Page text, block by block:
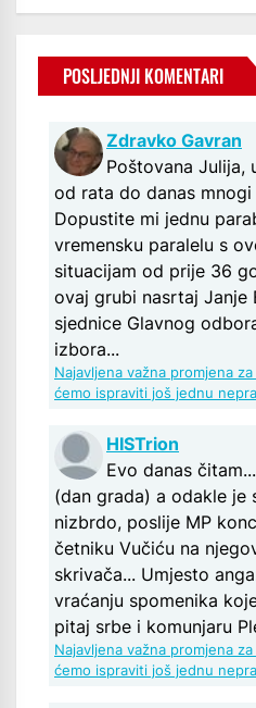
POSLJEDNJI KOMENTARI
Zdravko Gavran
Poštovana Julija,
od rata do danas
Dopustite mi jednu
vremensku paralelu s
situacijam od prije 36
ovaj grubi nasrtaj Janje
sjednice Glavnog
izbora...
Najavljena važna promjena
ćemo ispraviti još jednu
HISTrion
Evo danas
(dan grada) a odakle je
nizbrdo, poslije MP
četniku Vučiću na
skrivača... Umjesto
vraćanju spomenika
pitaj srbe i komunjaru
Najavljena važna promjena
ćemo ispraviti još jednu